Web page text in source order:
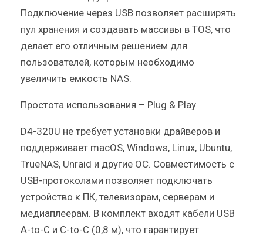
Подключение через USB позволяет расширять
пул хранения и создавать массивы в TOS, что
делает его отличным решением для
пользователей, которым необходимо
увеличить емкость NAS.
Простота использования – Plug & Play
D4-320U не требует установки драйверов и
поддерживает macOS, Windows, Linux, Ubuntu,
TrueNAS, Unraid и другие ОС. Совместимость с
USB-протоколами позволяет подключать
устройство к ПК, телевизорам, серверам и
медиаплеерам. В комплект входят кабели USB
A-to-C и C-to-C (0,8 м), что гарантирует